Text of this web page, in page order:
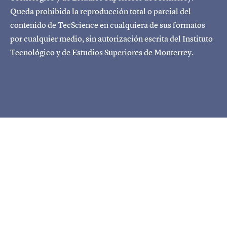
Queda prohibida la reproducción total o parcial del
contenido de TecScience en cualquiera de sus formatos
por cualquier medio, sin autorización escrita del Instituto
Tecnológico y de Estudios Superiores de Monterrey.